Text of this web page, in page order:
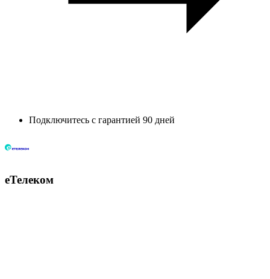
Подключитесь с гарантией 90 дней
еТелеком